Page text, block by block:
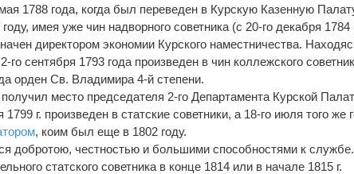
1788 года, когда был переведен в Курскую Казенную
имея уже чин надворного советника (с 20-го декабря 1784
директором экономии Курского наместничества.
сентября 1793 года произведен в чин коллежского
орден Св. Владимира 4-й степени.
место председателя 2-го Департамента Курской
г. произведен в статские советники, а 18-го июля того же
, коим был еще в 1802 году.
добротою, честностью и большими способностями к службе.
статского советника в конце 1814 или в начале 1815 г.